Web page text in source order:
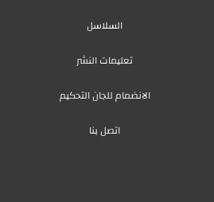
السلاسل
تعليمات النشر
الانضمام للجان التحكيم
اتصل بنا